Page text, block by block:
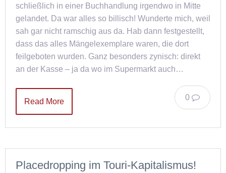
schließlich in einer Buchhandlung irgendwo in Mitte
gelandet. Da war alles so billisch! Wunderte mich, weil
sah gar nicht ramschig aus da. Hab dann festgestellt,
dass das alles Mängelexemplare waren, die dort
feilgeboten wurden. Ganz besonders zynisch: direkt
an der Kasse – ja da wo im Supermarkt auch…
0
Read More
Placedropping im Touri-Kapitalismus!